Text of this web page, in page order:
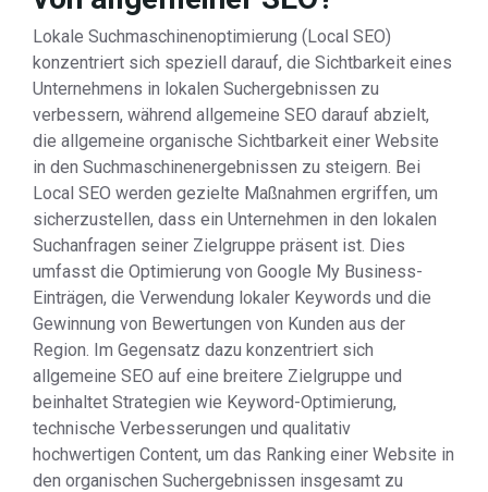
Lokale Suchmaschinenoptimierung (Local SEO)
konzentriert sich speziell darauf, die Sichtbarkeit eines
Unternehmens in lokalen Suchergebnissen zu
verbessern, während allgemeine SEO darauf abzielt,
die allgemeine organische Sichtbarkeit einer Website
in den Suchmaschinenergebnissen zu steigern. Bei
Local SEO werden gezielte Maßnahmen ergriffen, um
sicherzustellen, dass ein Unternehmen in den lokalen
Suchanfragen seiner Zielgruppe präsent ist. Dies
umfasst die Optimierung von Google My Business-
Einträgen, die Verwendung lokaler Keywords und die
Gewinnung von Bewertungen von Kunden aus der
Region. Im Gegensatz dazu konzentriert sich
allgemeine SEO auf eine breitere Zielgruppe und
beinhaltet Strategien wie Keyword-Optimierung,
technische Verbesserungen und qualitativ
hochwertigen Content, um das Ranking einer Website in
den organischen Suchergebnissen insgesamt zu